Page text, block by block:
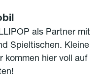
als Partner mit
Spieltischen. Kleine
kommen hier voll auf